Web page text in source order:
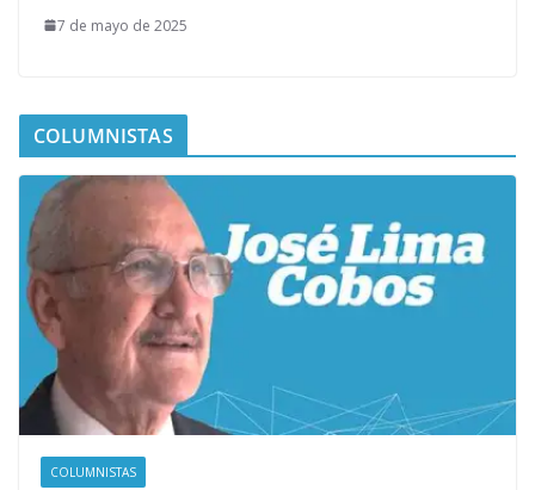
7 de mayo de 2025
COLUMNISTAS
COLUMNISTAS